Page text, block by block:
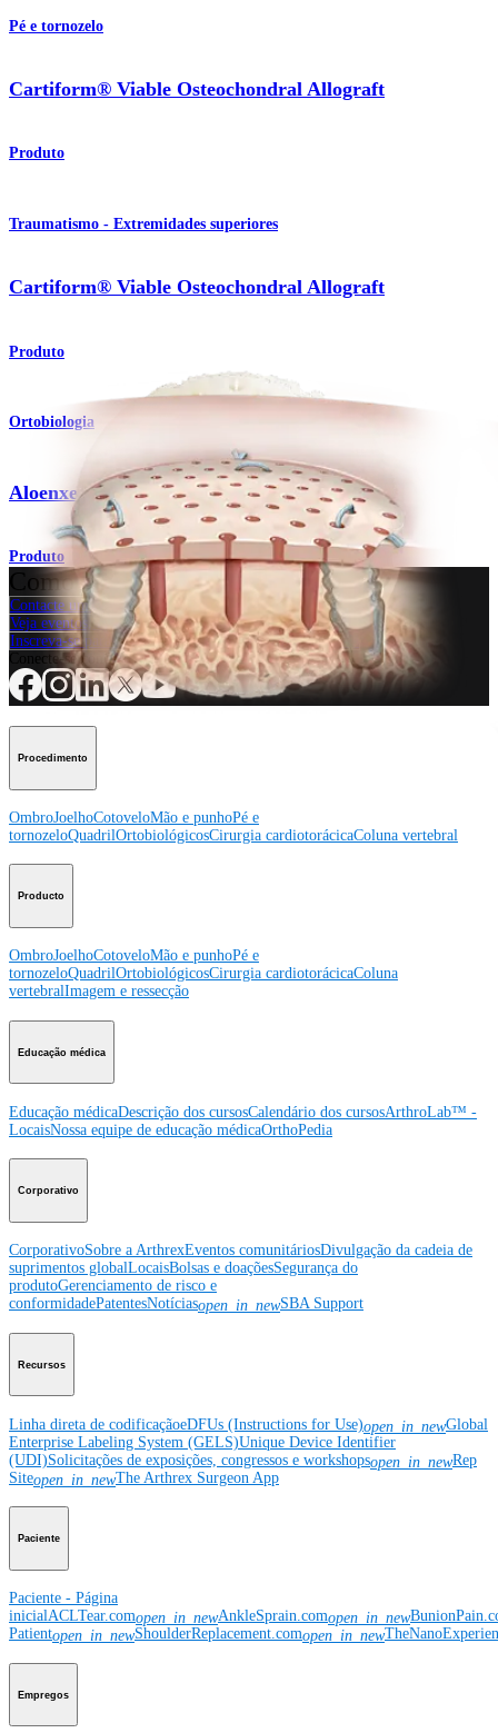
Pé e tornozelo
Cartiform® Viable Osteochondral Allograft
Produto
Traumatismo - Extremidades superiores
Cartiform® Viable Osteochondral Allograft
Produto
Ortobiologia
Aloenxerto osteocondral viável Cartiform®
Produto
Como podemos ajudar?
Contacte um representante
Veja eventos, laboratórios e oportunidades educacionais
Inscreva-se para receber: O que há de novo na Arthrex?
Conecte-se conosco
Procedimento
OmbroJoelhoCotoveloMão e punhoPé e
tornozeloQuadrilOrtobiológicosCirurgia cardiotorácicaColuna vertebral
Producto
OmbroJoelhoCotoveloMão e punhoPé e
tornozeloQuadrilOrtobiológicosCirurgia cardiotorácicaColuna
vertebralImagem e ressecção
Educação médica
Educação médicaDescrição dos cursosCalendário dos cursosArthroLab™ -
LocaisNossa equipe de educação médicaOrthoPedia
Corporativo
CorporativoSobre a ArthrexEventos comunitáriosDivulgação da cadeia de
suprimentos globalLocaisBolsas e doaçõesSegurança do
produtoGerenciamento de risco e
conformidadePatentesNotíciasopen_in_newSBA Support
Recursos
Linha direta de codificaçãoeDFUs (Instructions for Use)open_in_newGlobal
Enterprise Labeling System (GELS)Unique Device Identifier
(UDI)Solicitações de exposições, congressos e workshopsopen_in_newRep
Siteopen_in_newThe Arthrex Surgeon App
Paciente
Paciente - Página
inicialACLTear.comopen_in_newAnkleSprain.comopen_in_new
Patientopen_in_newShoulderReplacement.comopen_in_new
Empregos